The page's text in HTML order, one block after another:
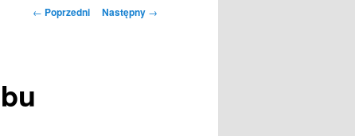
Nawigacja
← Poprzedni Następny →